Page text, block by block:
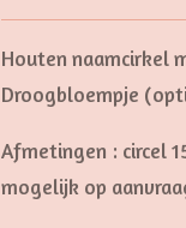
Houten naamcirkel
Droogbloempje
Afmetingen : circel
mogelijk op